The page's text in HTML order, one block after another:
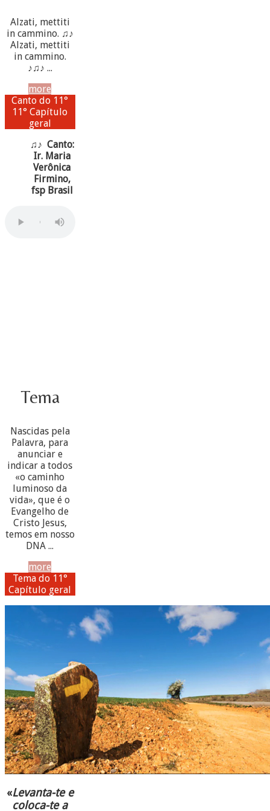
Alzati, mettiti
in cammino. ♫♪
Alzati, mettiti
in cammino.
♪♫♪ ...
more
Canto do 11°
11° Capítulo
geral
♫♪ Canto:
Ir. Maria
Verônica
Firmino,
fsp Brasil
Tema
Nascidas pela
Palavra, para
anunciar e
indicar a todos
«o caminho
luminoso da
vida», que é o
Evangelho de
Cristo Jesus,
temos em nosso
DNA ...
more
Tema do 11°
Capítulo geral
«Levanta-te e
coloca-te a